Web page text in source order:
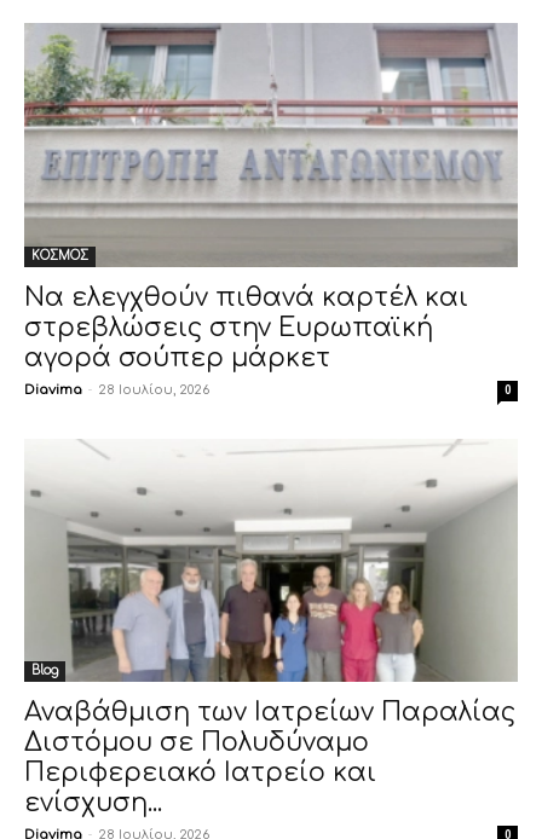
ΚΟΣΜΟΣ
Να ελεγχθούν πιθανά καρτέλ και
στρεβλώσεις στην Ευρωπαϊκή
αγορά σούπερ μάρκετ
Diavima - 28 Ιουλίου, 2026 0
Blog
Αναβάθμιση των Ιατρείων Παραλίας
Διστόμου σε Πολυδύναμο
Περιφερειακό Ιατρείο και
ενίσχυση...
Diavima - 28 Ιουλίου, 2026 0